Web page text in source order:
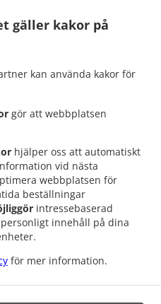
gäller kakor på
kan använda kakor för
gör att webbplatsen
hjälper oss att automatiskt
vid nästa
webbplatsen för
beställningar
intressebaserad
innehåll på dina
för mer information.
United States